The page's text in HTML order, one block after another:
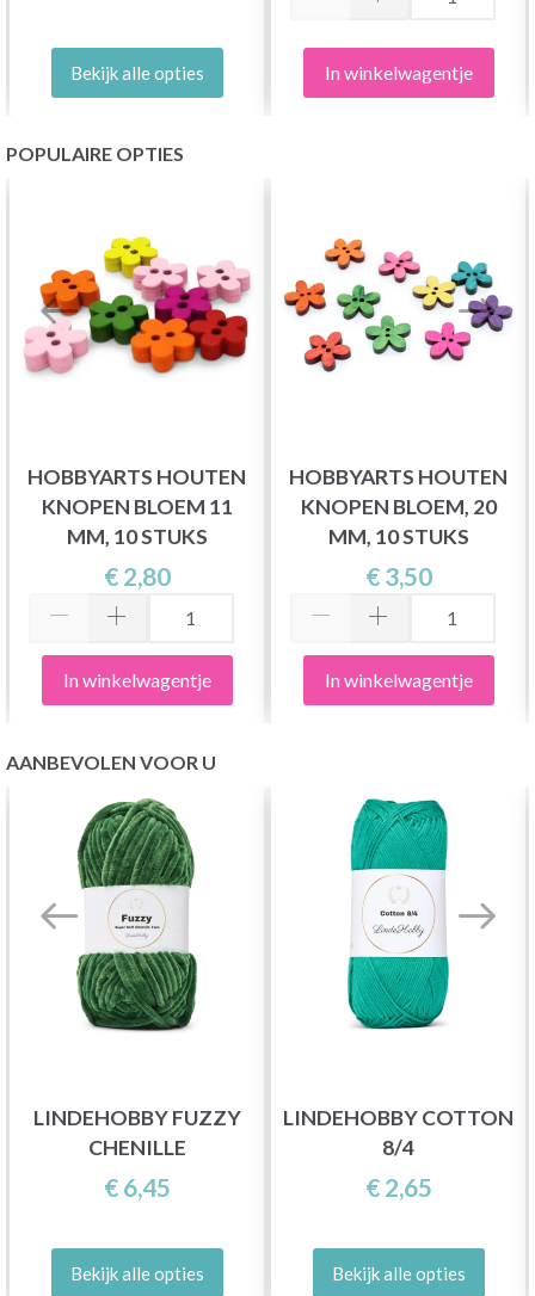
Bekijk alle opties In winkelwagentje
POPULAIRE OPTIES
HOBBYARTS HOUTEN
KNOPEN BLOEM 11
MM, 10 STUKS
€ 2,80
In winkelwagentje
HOBBYARTS HOUTEN
KNOPEN BLOEM, 20
MM, 10 STUKS
€ 3,50
In winkelwagentje
AANBEVOLEN VOOR U
LINDEHOBBY FUZZY
CHENILLE
€ 6,45
Bekijk alle opties
LINDEHOBBY COTTON
8/4
€ 2,65
Bekijk alle opties